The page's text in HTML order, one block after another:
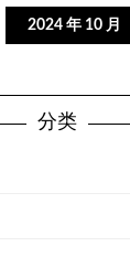
2024 年 10 月
分类